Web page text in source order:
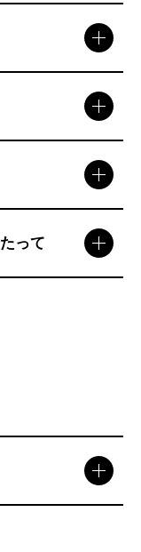
って